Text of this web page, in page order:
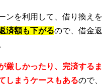
ンを利用して、借り換えを
済額も下がるので、借金返
厳しかったり、完済するま
しまうケースもあるので、